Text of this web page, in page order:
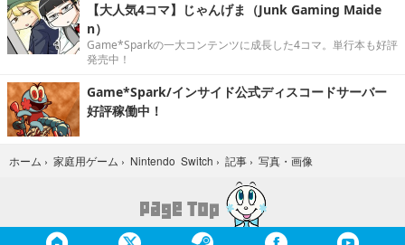
【大人気4コマ】じゃんげま（Junk Gaming Maide
n）
Game*Sparkの一大コンテンツに成長した4コマ。単行本も好評
発売中！
Game*Spark/インサイド公式ディスコードサーバー
好評稼働中！
ホーム › 家庭用ゲーム › Nintendo Switch › 記事 › 写真・画像